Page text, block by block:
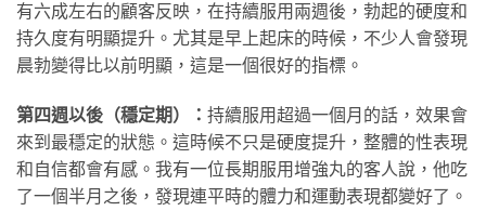
有六成左右的顧客反映，在持續服用兩週後，勃起的硬度和
持久度有明顯提升。尤其是早上起床的時候，不少人會發現
晨勃變得比以前明顯，這是一個很好的指標。
第四週以後（穩定期）： 持續服用超過一個月的話，效果會
來到最穩定的狀態。這時候不只是硬度提升，整體的性表現
和自信都會有感。我有一位長期服用增強丸的客人說，他吃
了一個半月之後，發現連平時的體力和運動表現都變好了。